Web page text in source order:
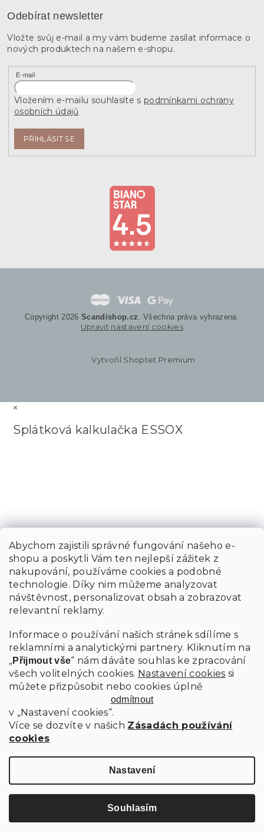
Abychom zajistili správné fungování našeho e-
shopu a poskytli Vám ten nejlepší zážitek z
nakupování, používáme cookies a podobné
technologie. Díky nim můžeme analyzovat
návštěvnost, personalizovat obsah a zobrazovat
relevantní reklamy.
Informace o používání našich stránek sdílíme s
reklamními a analytickými partnery. Kliknutím na
„Přijmout vše“ nám dáváte souhlas ke zpracování
všech volitelných cookies. Nastavení cookies si
můžete přizpůsobit nebo cookies úplně
odmítnout
v „Nastavení cookies“.
Více se dozvíte v našich Zásadách používání
cookies
Nastavení
Souhlasím
Odebírat newsletter
Vložte svůj e-mail a my vám budeme zasílat informace o
nových produktech na našem e-shopu.
E-mail
Vložením e-mailu souhlasíte s podmínkami ochrany
osobních údajů
PŘIHLÁSIT SE
Vytvořil Shoptet Premium
Copyright 2026 Scandishop.cz. Všechna práva vyhrazena.
Upravit nastavení cookies
×
Splátková kalkulačka ESSOX